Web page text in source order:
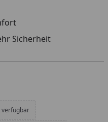
Sicherheit
verfügbar